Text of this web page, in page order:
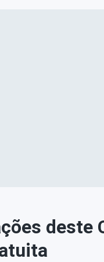
deste